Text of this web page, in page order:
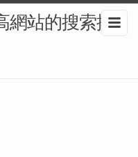
網站的搜索排